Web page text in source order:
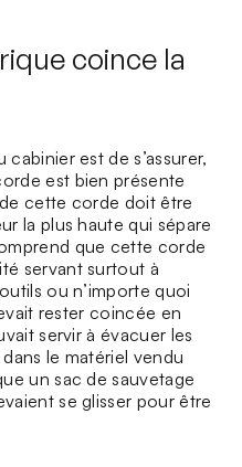
coince la
est de s’assurer,
est bien présente
cette corde doit être
la plus haute qui sépare
que cette corde
servant surtout à
ou n’importe quoi
rester coincée en
servir à évacuer les
le matériel vendu
un sac de sauvetage
se glisser pour être